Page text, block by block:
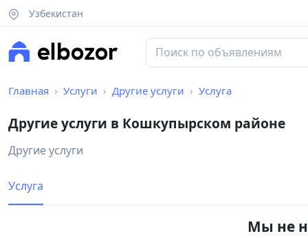
Узбекистан
Главная Услуги Другие услуги Услуга
Другие услуги в Кошкупырском районе
Другие услуги
Услуга
Мы не